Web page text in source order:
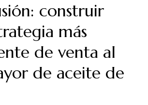
construir
más
de venta al
de aceite de